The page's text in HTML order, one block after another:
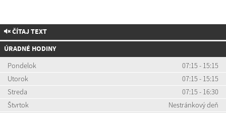
ČÍTAJ TEXT
ÚRADNÉ HODINY
Pondelok
07:15 - 15:15
Utorok
07:15 - 15:15
Streda
07:15 - 16:30
Štvrtok
Nestránkový deň